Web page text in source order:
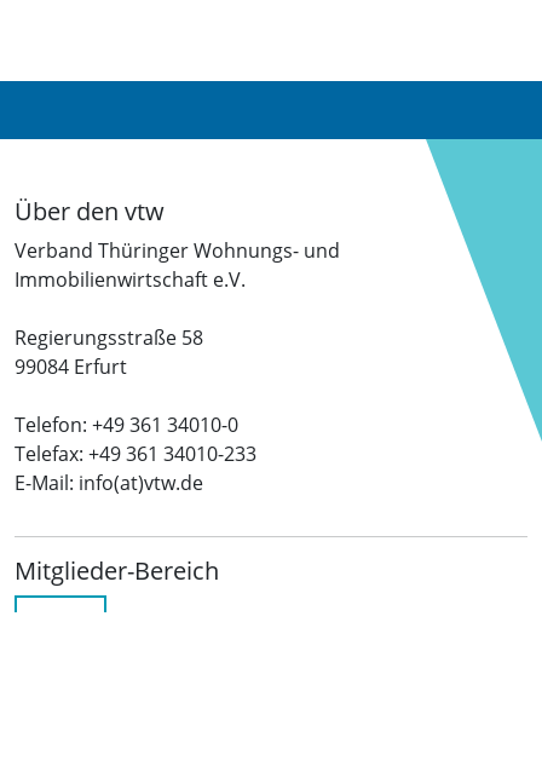
Über den vtw
Verband Thüringer Wohnungs- und
Immobilienwirtschaft e.V.
Regierungsstraße 58
99084 Erfurt
Telefon: +49 361 34010-0
Telefax: +49 361 34010-233
E-Mail: info(at)vtw.de
Mitglieder-Bereich